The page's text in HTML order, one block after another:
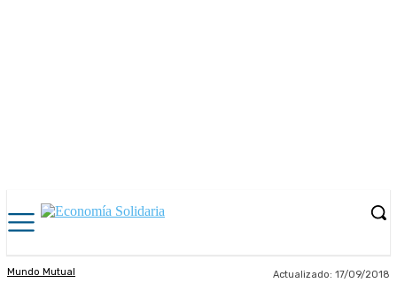
Mundo Mutual Actualizado: 17/09/2018